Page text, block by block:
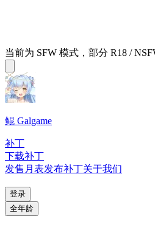
当前为 SFW 模式，部分 R18 /
鲲 Galgame
补丁
下载补丁
发售月表发布补丁关于我们
登录
全年龄